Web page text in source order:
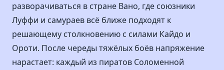
разворачиваться в стране Вано, где союзники
Луффи и самураев всё ближе подходят к
решающему столкновению с силами Кайдо и
Ороти. После череды тяжёлых боёв напряжение
нарастает: каждый из пиратов Соломенной